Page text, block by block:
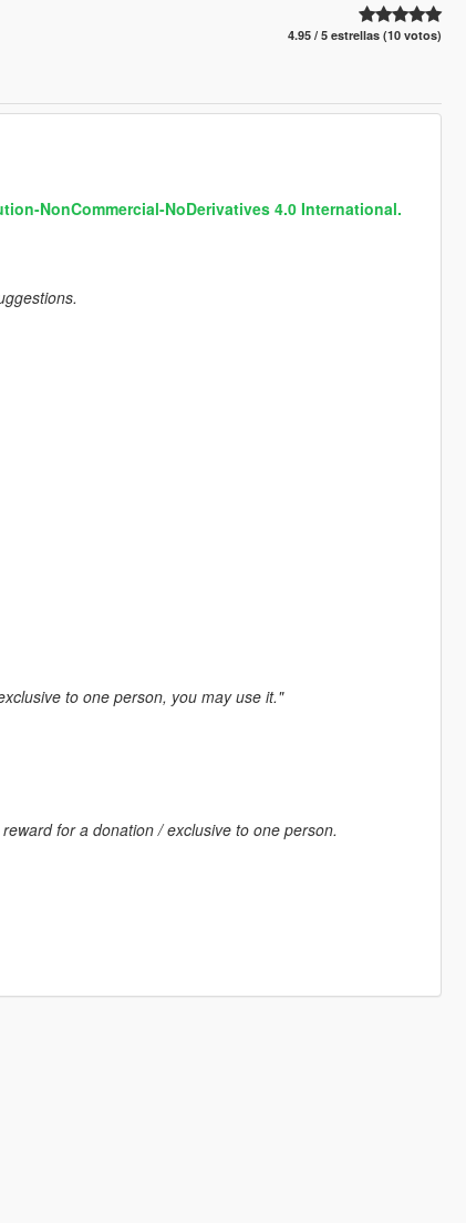
4.95 / 5 estrellas (10 votos)
NonCommercial-NoDerivatives 4.0 International.
to one person, you may use it."
for a donation / exclusive to one person.